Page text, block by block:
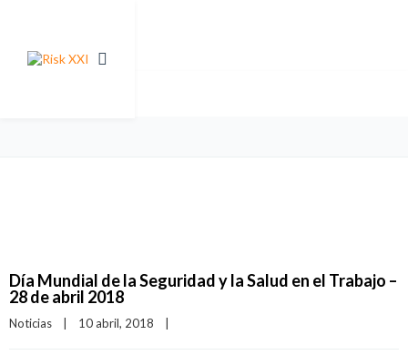
Día Mundial de la Seguridad y la Salud en el Trabajo –
28 de abril 2018
Noticias 10 abril, 2018